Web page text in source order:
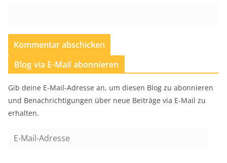
Blog via E-Mail abonnieren
Gib deine E-Mail-Adresse an, um diesen Blog zu abonnieren
und Benachrichtigungen über neue Beiträge via E-Mail zu
erhalten.